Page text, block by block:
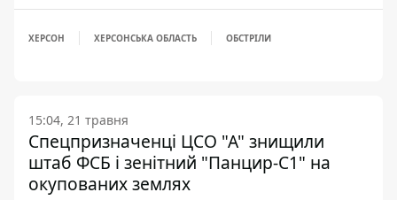
ХЕРСОН ХЕРСОНСЬКА ОБЛАСТЬ ОБСТРІЛИ
15:04, 21 травня
Спецпризначенці ЦСО "А" знищили
штаб ФСБ і зенітний "Панцир-С1" на
окупованих землях